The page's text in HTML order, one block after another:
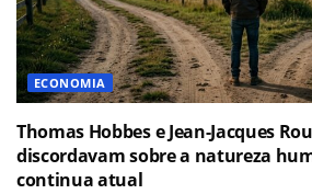
ECONOMIA
Thomas Hobbes e Jean-Jacques
discordavam sobre a natureza
continua atual